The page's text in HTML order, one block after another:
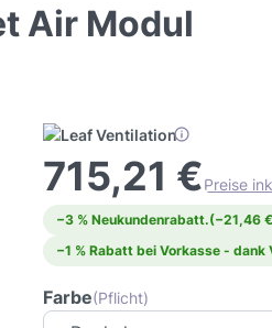
Air Modul
715,21 €Preise
−3 % Neukundenrabatt.(−21,46
−1 % Rabatt bei Vorkasse -
Farbe(Pflicht)